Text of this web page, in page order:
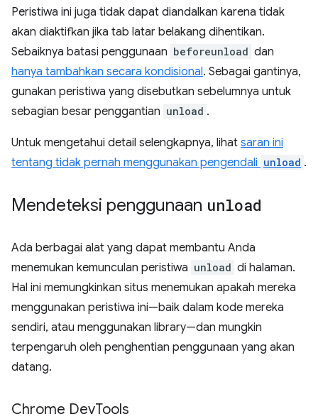
Peristiwa ini juga tidak dapat diandalkan karena tidak
akan diaktifkan jika tab latar belakang dihentikan.
Sebaiknya batasi penggunaan beforeunload dan
hanya tambahkan secara kondisional. Sebagai gantinya,
gunakan peristiwa yang disebutkan sebelumnya untuk
sebagian besar penggantian unload .
Untuk mengetahui detail selengkapnya, lihat saran ini
tentang tidak pernah menggunakan pengendali unload .
Mendeteksi penggunaan unload
Ada berbagai alat yang dapat membantu Anda
menemukan kemunculan peristiwa unload di halaman.
Hal ini memungkinkan situs menemukan apakah mereka
menggunakan peristiwa ini—baik dalam kode mereka
sendiri, atau menggunakan library—dan mungkin
terpengaruh oleh penghentian penggunaan yang akan
datang.
Chrome DevTools